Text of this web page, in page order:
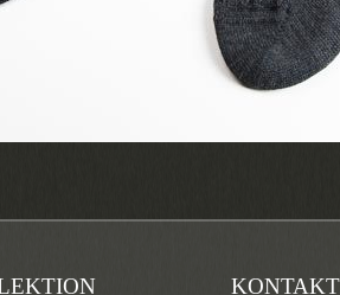
KONTAKT